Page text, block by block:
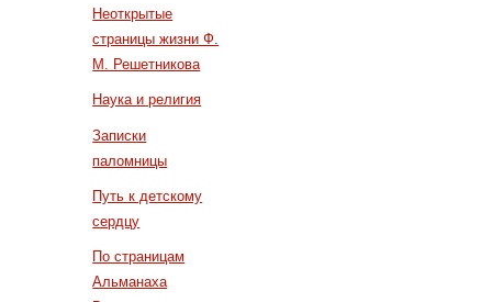
Неоткрытые
страницы жизни Ф.
М. Решетникова
Наука и религия
Записки
паломницы
Путь к детскому
сердцу
По страницам
Альманаха